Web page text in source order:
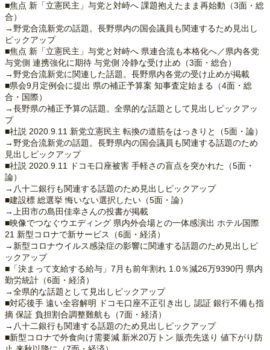
■焦点 新「立憲民主」与党と対峙へ 課題抱えたまま再始動（3面・総
合）
→野党合流新党の話題。長野県内の国会議員も関連するため見出し
ピックアップ
■焦点 新「立憲民主」与党と対峙へ 県連合流も本格化へ／県内各党
与党側 連携強化に期待 与党側 冷静な受け止め（3面・総合）
→野党合流新党に関連した話題。長野県内各党の受け止めが掲載
■県会9月定例会に提出 県の補正予算案 知事査定始まる（4面・総
合・国際）
→長野県の補正予算の話題。全県的な話題として見出しピックアッ
プ
■社説 2020.9.11 新党立憲民主 転換の道筋をはっきりと（5面・論）
→野党合流新党の話題。長野県内の国会議員も関連する話題のため
見出しピックアップ
■社説 2020.9.11 ドコモ口座被害 手軽さの盲点を突かれた（5面・
論）
→八十二銀行も関連する話題のため見出しピックアップ
■建設標 総選挙 悔いない選択したい（5面・論）
→上田市の島田佳幸さんの投書が掲載
■映像でつなぐウエディング 県内外会場との一体感演出 ホテル国際
21 新型コロナで新サービス（6面・経済）
→新型コロナウイルス感染症の影響に関連する話題のため見出しピ
ックアップ
■「決まって支給する給与」7月も前年割れ 1.0％減26万9390円 県内
勤労統計（6面・経済）
→全県的な話題として見出しピックアップ
■対応後手 遠い全容解明 ドコモ口座不正引き出し 認証 銀行不備も指
摘 保証 負担割合調整難航も（7面・経済）
→八十二銀行も関連する話題のため見出しピックアップ
■新型コロナで外食向け需要減 新米20万トン 販売先送り 値下がり防